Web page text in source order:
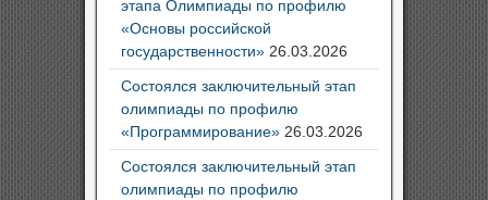
этапа Олимпиады по профилю
«Основы российской
государственности» 26.03.2026
Состоялся заключительный этап
олимпиады по профилю
«Программирование» 26.03.2026
Состоялся заключительный этап
олимпиады по профилю